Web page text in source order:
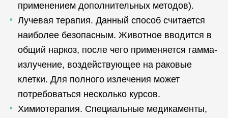
применением дополнительных методов).
Лучевая терапия. Данный способ считается
наиболее безопасным. Животное вводится в
общий наркоз, после чего применяется гамма-
излучение, воздействующее на раковые
клетки. Для полного излечения может
потребоваться несколько курсов.
Химиотерапия. Специальные медикаменты,